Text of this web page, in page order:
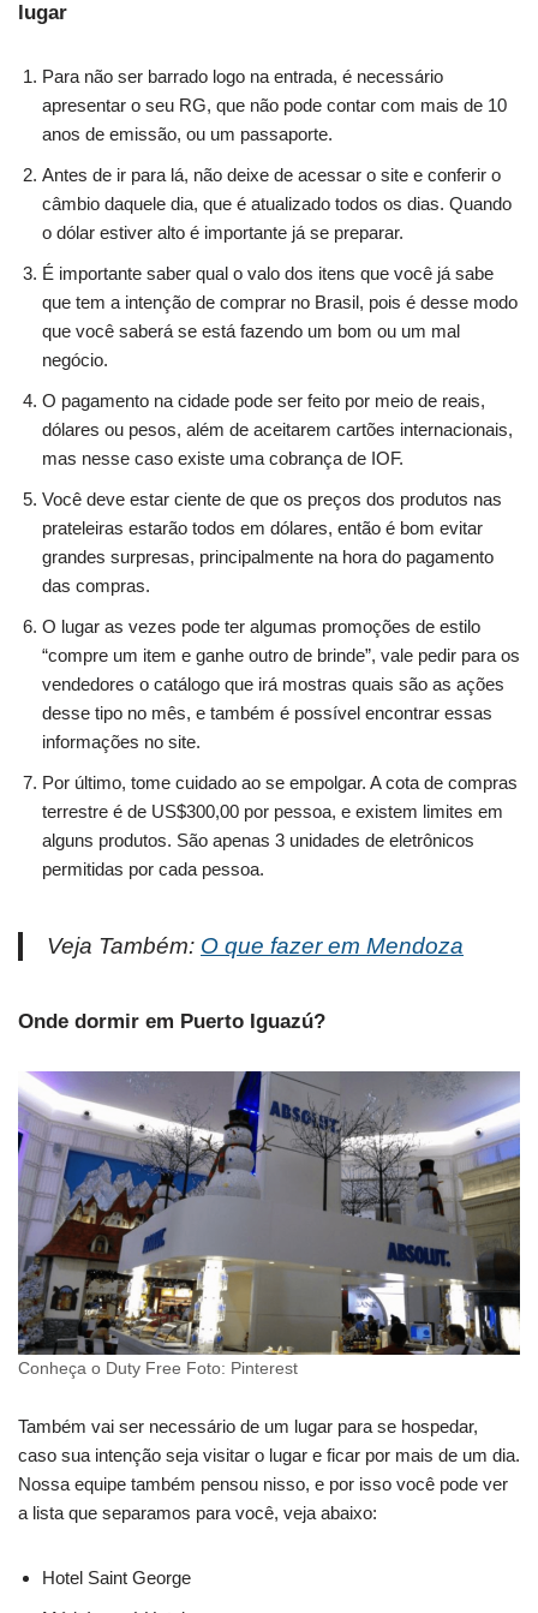
lugar
Para não ser barrado logo na entrada, é necessário
apresentar o seu RG, que não pode contar com mais de 10
anos de emissão, ou um passaporte.
Antes de ir para lá, não deixe de acessar o site e conferir o
câmbio daquele dia, que é atualizado todos os dias. Quando
o dólar estiver alto é importante já se preparar.
É importante saber qual o valo dos itens que você já sabe
que tem a intenção de comprar no Brasil, pois é desse modo
que você saberá se está fazendo um bom ou um mal
negócio.
O pagamento na cidade pode ser feito por meio de reais,
dólares ou pesos, além de aceitarem cartões internacionais,
mas nesse caso existe uma cobrança de IOF.
Você deve estar ciente de que os preços dos produtos nas
prateleiras estarão todos em dólares, então é bom evitar
grandes surpresas, principalmente na hora do pagamento
das compras.
O lugar as vezes pode ter algumas promoções de estilo
“compre um item e ganhe outro de brinde”, vale pedir para os
vendedores o catálogo que irá mostras quais são as ações
desse tipo no mês, e também é possível encontrar essas
informações no site.
Por último, tome cuidado ao se empolgar. A cota de compras
terrestre é de US$300,00 por pessoa, e existem limites em
alguns produtos. São apenas 3 unidades de eletrônicos
permitidas por cada pessoa.
Veja Também: O que fazer em Mendoza
Onde dormir em Puerto Iguazú?
Conheça o Duty Free Foto: Pinterest
Também vai ser necessário de um lugar para se hospedar,
caso sua intenção seja visitar o lugar e ficar por mais de um dia.
Nossa equipe também pensou nisso, e por isso você pode ver
a lista que separamos para você, veja abaixo:
Hotel Saint George